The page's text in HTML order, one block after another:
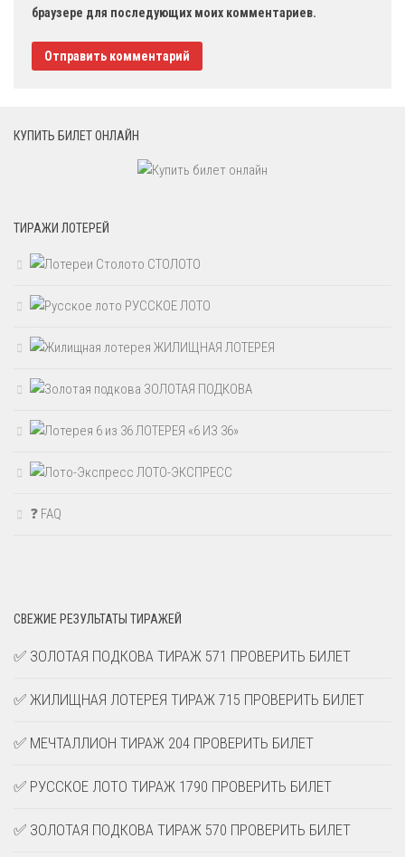
браузере для последующих моих комментариев.
КУПИТЬ БИЛЕТ ОНЛАЙН
ТИРАЖИ ЛОТЕРЕЙ
СТОЛОТО
РУССКОЕ ЛОТО
ЖИЛИЩНАЯ ЛОТЕРЕЯ
ЗОЛОТАЯ ПОДКОВА
ЛОТЕРЕЯ «6 ИЗ 36»
ЛОТО-ЭКСПРЕСС
❓ FAQ
СВЕЖИЕ РЕЗУЛЬТАТЫ ТИРАЖЕЙ
✅ ЗОЛОТАЯ ПОДКОВА ТИРАЖ 571 ПРОВЕРИТЬ БИЛЕТ
✅ ЖИЛИЩНАЯ ЛОТЕРЕЯ ТИРАЖ 715 ПРОВЕРИТЬ БИЛЕТ
✅ МЕЧТАЛЛИОН ТИРАЖ 204 ПРОВЕРИТЬ БИЛЕТ
✅ РУССКОЕ ЛОТО ТИРАЖ 1790 ПРОВЕРИТЬ БИЛЕТ
✅ ЗОЛОТАЯ ПОДКОВА ТИРАЖ 570 ПРОВЕРИТЬ БИЛЕТ